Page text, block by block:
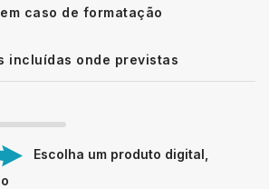
caso de formatação
incluídas onde previstas
Escolha um produto digital,